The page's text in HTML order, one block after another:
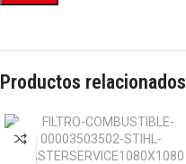
Productos relacionados